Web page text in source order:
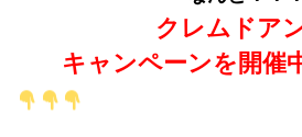
クレムドア
キャンペーンを開催